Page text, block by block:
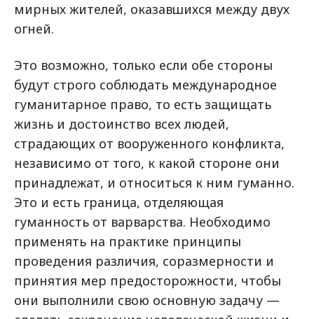
мирных жителей, оказавшихся между двух
огней.
Это возможно, только если обе стороны
будут строго соблюдать международное
гуманитарное право, то есть защищать
жизнь и достоинство всех людей,
страдающих от вооруженного конфликта,
независимо от того, к какой стороне они
принадлежат, и относиться к ним гуманно.
Это и есть граница, отделяющая
гуманность от варварства. Необходимо
применять на практике принципы
проведения различия, соразмерности и
принятия мер предосторожности, чтобы
они выполнили свою основную задачу —